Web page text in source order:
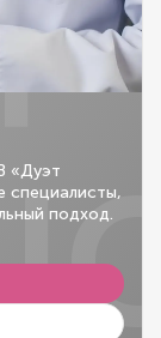
«Дуэт
специалисты,
подход.